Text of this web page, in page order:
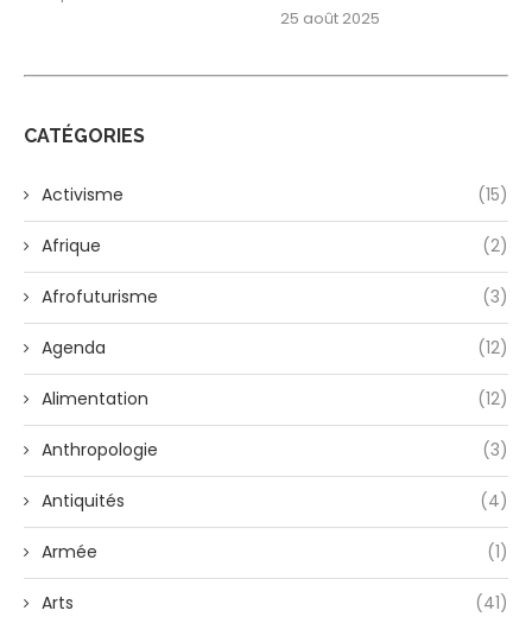
25 août 2025
CATÉGORIES
Activisme (15)
Afrique (2)
Afrofuturisme (3)
Agenda (12)
Alimentation (12)
Anthropologie (3)
Antiquités (4)
Armée (1)
Arts (41)